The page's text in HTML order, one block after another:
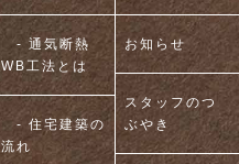
- 通気断熱
WB工法とは
- 住宅建築の
流れ
お知らせ
スタッフのつ
ぶやき